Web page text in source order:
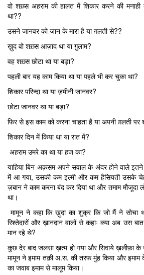
वो शख़्स अहराम की हालत में शिकार करने की मनाही
था??
उसने जानवर को जान के मारा है या ग़लती से??
ख़ुद वो शख़्स आज़ाद था या ग़ुलाम?
वह शख़्स छोटा था या बड़ा?
पहली बार यह काम किया था या पहले भी कर चुका था?
शिकार परिन्दा था या ज़मीनी जानवर?
छोटा जानवर था या बड़ा?
फिर से इस काम को करना चाहता है या अपनी ग़लती पर
शिकार दिन में किया था या रात में?
अहराम उमरे का था या हज का?
याहिया बिन अक़सम अपने सवाल के अंदर होने वाले
में आ गया, उसकी कम इल्मी और कम हैसियती उसके
ज़बान ने काम करना बंद कर दिया था और तमाम मौजूदा
था।
मामून ने कहा कि ख़ुदा का शुक्र कि जो मैं ने
रिश्तेदारों और ख़ानदान वालों से कहाः क्या अब उस
मान रहे थे?
कुछ देर बाद जलसा ख़त्म हो गया और सिवाये ख़लीफ़ा
मामून ने इमाम तक़ी अ.स. की तरफ मुंह किया और
का जवाब इमाम से मालूम किया।